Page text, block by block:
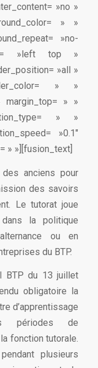
»no »
» »
»no-
»left top »
»all »
» »
» »
» »
»0.1″
» »][fusion_text]
anciens pour
des savoirs
Le tutorat joue
la politique
ou en
du BTP.
BTP du 13 juillet
obligatoire la
d’apprentissage
périodes de
fonction tutorale.
plusieurs